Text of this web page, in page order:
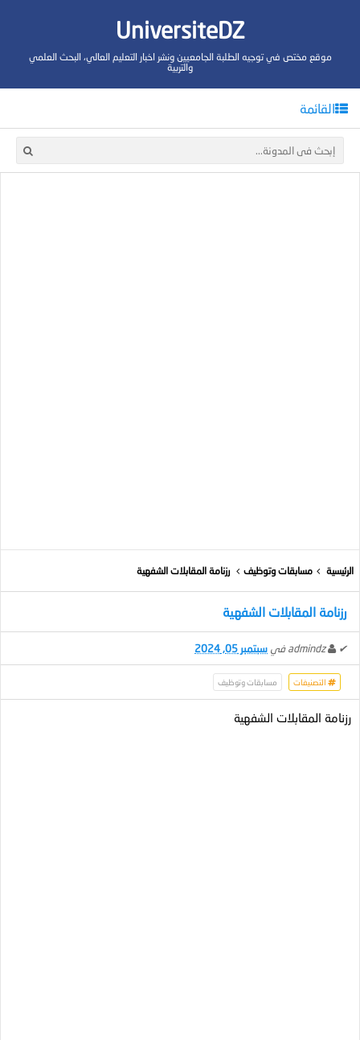
UniversiteDZ
موقع مختص في توجيه الطلبة الجامعيين ونشر اخبار التعليم العالي، البحث العلمي
والتربية
القائمة
الرئيسية مسابقات وتوظيف رزنامة المقابلات الشفهية
رزنامة المقابلات الشفهية
✔
admindz في سبتمبر 05, 2024
التصنيفات مسابقات وتوظيف
رزنامة المقابلات الشفهية